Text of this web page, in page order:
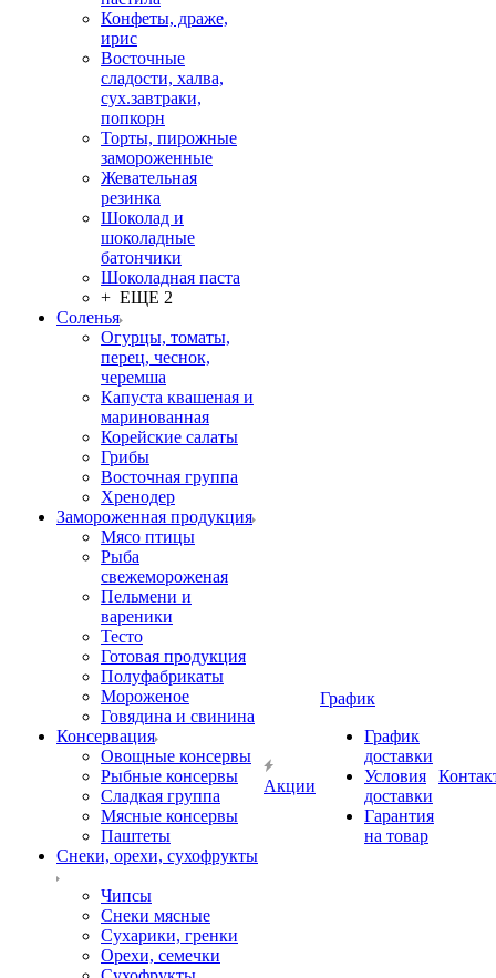
Конфеты, драже,
ирис
Восточные
сладости, халва,
сух.завтраки,
попкорн
Торты, пирожные
замороженные
Жевательная
резинка
Шоколад и
шоколадные
батончики
Шоколадная паста
+ ЕЩЕ 2
Соленья
Огурцы, томаты,
перец, чеснок,
черемша
Капуста квашеная и
маринованная
Корейские салаты
Грибы
Восточная группа
Хренодер
Замороженная продукция
Мясо птицы
Рыба
свежемороженая
Пельмени и
вареники
Тесто
Готовая продукция
Полуфабрикаты
Мороженое
Говядина и свинина
Консервация
Овощные консервы
Рыбные консервы
Сладкая группа
Мясные консервы
Паштеты
Снеки, орехи, сухофрукты
Чипсы
Снеки мясные
Сухарики, гренки
Орехи, семечки
Акции
График
График
доставки
Условия
доставки
Гарантия
на товар